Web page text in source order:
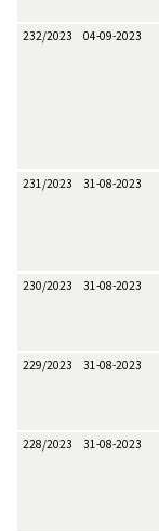
232/2023 04-09-2023
231/2023 31-08-2023
230/2023 31-08-2023
229/2023 31-08-2023
228/2023 31-08-2023